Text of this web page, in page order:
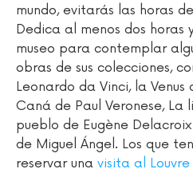
mundo, evitarás las horas
Dedica al menos dos horas
museo para contemplar
obras de sus colecciones,
Leonardo da Vinci, la
Caná de Paul Veronese,
pueblo de Eugène
de Miguel Ángel. Los que
reservar una visita al